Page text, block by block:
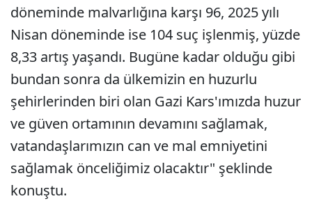
döneminde malvarlığına karşı 96, 2025 yılı
Nisan döneminde ise 104 suç işlenmiş, yüzde
8,33 artış yaşandı. Bugüne kadar olduğu gibi
bundan sonra da ülkemizin en huzurlu
şehirlerinden biri olan Gazi Kars'ımızda huzur
ve güven ortamının devamını sağlamak,
vatandaşlarımızın can ve mal emniyetini
sağlamak önceliğimiz olacaktır" şeklinde
konuştu.